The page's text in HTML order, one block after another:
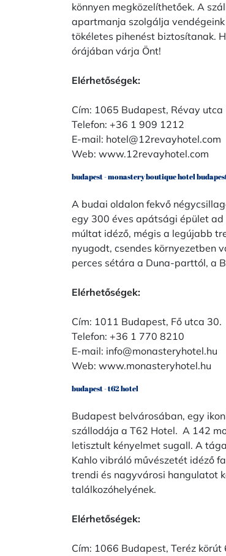
könnyen megközelíthetőek. A
apartmanja szolgálja
tökéletes pihenést biztosítanak.
órájában várja Önt!
Elérhetőségek:
Cím: 1065 Budapest, Révay utca
Telefon: +36 1 909 1212
E-mail: hotel@12revayhotel.com
Web: www.12revayhotel.com
budapest - monastery boutique hotel
A budai oldalon fekvő
egy 300 éves apátsági épület
múltat idéző, mégis a legújabb
nyugodt, csendes környezetben
perces sétára a Duna-parttól, a
Elérhetőségek:
Cím: 1011 Budapest, Fő utca 30.
Telefon: +36 1 770 8210
E-mail: info@monasteryhotel.hu
Web: www.monasteryhotel.hu
budapest - t62 hotel
Budapest belvárosában, egy
szállodája a T62 Hotel. A 142
letisztult kényelmet sugall. A
Kahlo vibráló művészetét idéző
trendi és nagyvárosi hangulatot
találkozóhelyének.
Elérhetőségek:
Cím: 1066 Budapest, Teréz körút